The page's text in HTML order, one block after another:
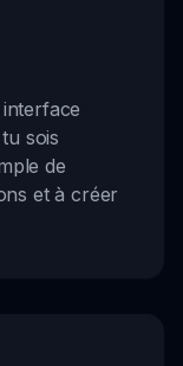
sois
de
et à créer